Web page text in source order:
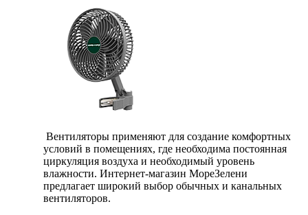
Вентиляторы применяют для создание комфортных
условий в помещениях, где необходима постоянная
циркуляция воздуха и необходимый уровень
влажности. Интернет-магазин МореЗелени
предлагает широкий выбор обычных и канальных
вентиляторов.